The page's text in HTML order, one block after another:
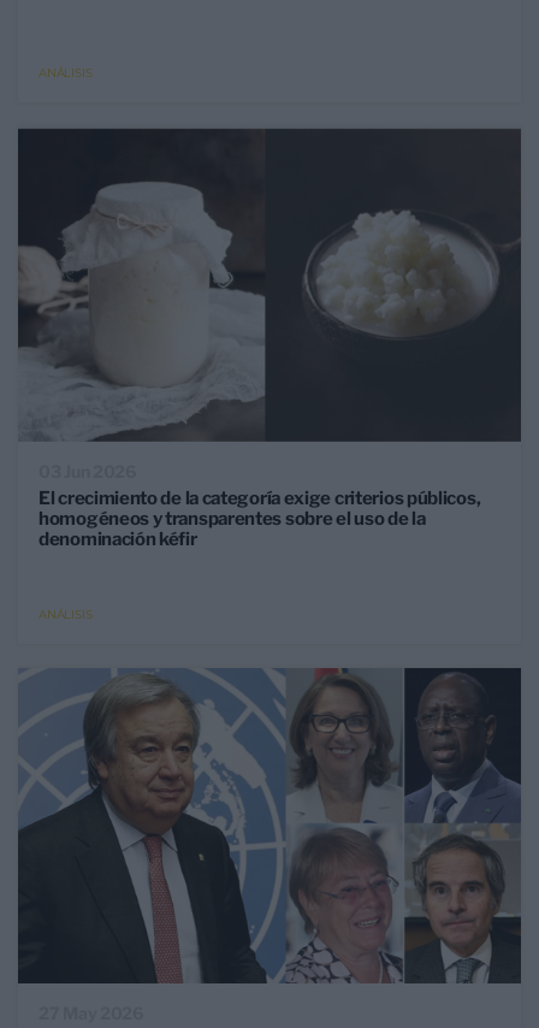
ANÁLISIS
El crecimiento de la categoría exige criterios públicos,
homogéneos y transparentes sobre el uso de la
denominación kéfir
ANÁLISIS